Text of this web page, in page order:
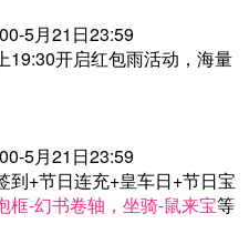
5月21日23:59
19:30开启红包雨活动，海量
5月21日23:59
到+节日连充+皇车日+节日宝
框-幻书卷轴，坐骑-鼠来宝等